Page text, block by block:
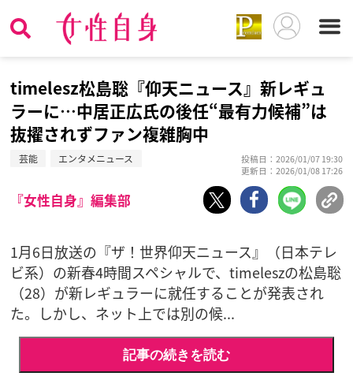
timelesz松島聡『仰天ニュース』新レギュ
ラーに…中居正広氏の後任“最有力候補”は
抜擢されずファン複雑胸中
芸能 エンタメニュース
投稿日：2026/01/07 19:30
更新日：2026/01/08 17:26
『女性自身』編集部
1月6日放送の『ザ！世界仰天ニュース』（日本テレ
ビ系）の新春4時間スペシャルで、timeleszの松島聡
（28）が新レギュラーに就任することが発表され
た。しかし、ネット上では別の候...
記事の続きを読む